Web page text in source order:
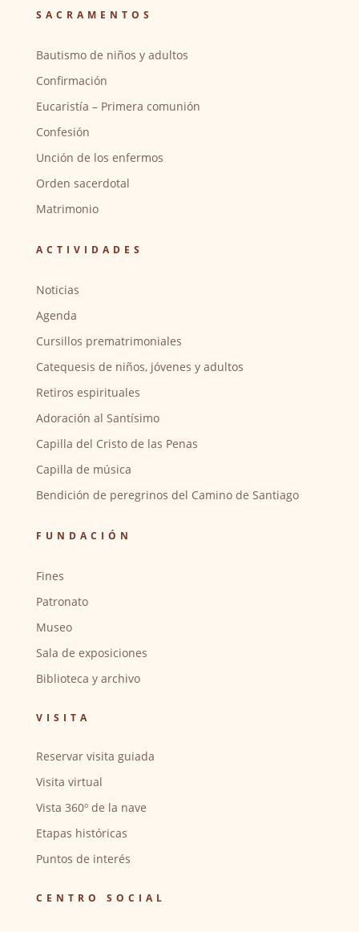
SACRAMENTOS
Bautismo de niños y adultos
Confirmación
Eucaristía – Primera comunión
Confesión
Unción de los enfermos
Orden sacerdotal
Matrimonio
ACTIVIDADES
Noticias
Agenda
Cursillos prematrimoniales
Catequesis de niños, jóvenes y adultos
Retiros espirituales
Adoración al Santísimo
Capilla del Cristo de las Penas
Capilla de música
Bendición de peregrinos del Camino de Santiago
FUNDACIÓN
Fines
Patronato
Museo
Sala de exposiciones
Biblioteca y archivo
VISITA
Reservar visita guiada
Visita virtual
Vista 360º de la nave
Etapas históricas
Puntos de interés
CENTRO SOCIAL